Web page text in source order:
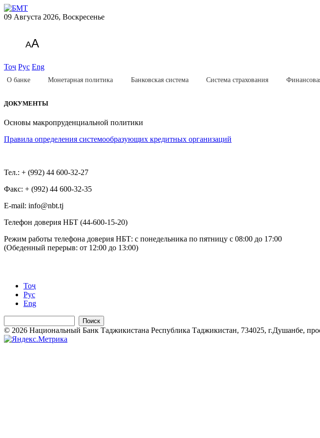
09 Августа 2026, Воскресенье
AA
Тоҷ Рус Eng
О банке Монетарная политика Банковская система Система страхования
ДОКУМЕНТЫ
Основы макропруденциальной политики
Правила определения системообразующих кредитных организаций
Тел.: + (992) 44 600-32-27
Факс: + (992) 44 600-32-35
Е-mail: info@nbt.tj
Телефон доверия НБТ (44-600-15-20)
Режим работы телефона доверия НБТ: с понедельника по пятницу с 08:00 до 17:00
(Обеденный перерыв: от 12:00 до 13:00)
Тоҷ
Рус
Eng
Поиск
© 2026 Национальный Банк Таджикистана Республика Таджикистан, 734025, г.Душанбе,